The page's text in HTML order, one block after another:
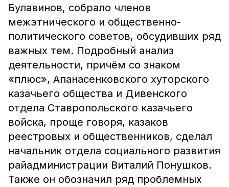
Булавинов, собрало членов
межэтнического и общественно-
политического советов, обсудивших ряд
важных тем. Подробный анализ
деятельности, причём со знаком
«плюс», Апанасенковского хуторского
казачьего общества и Дивенского
отдела Ставропольского казачьего
войска, проще говоря, казаков
реестровых и общественников, сделал
начальник отдела социального развития
райадминистрации Виталий Понушков.
Также он обозначил ряд проблемных